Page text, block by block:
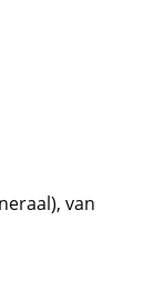
van